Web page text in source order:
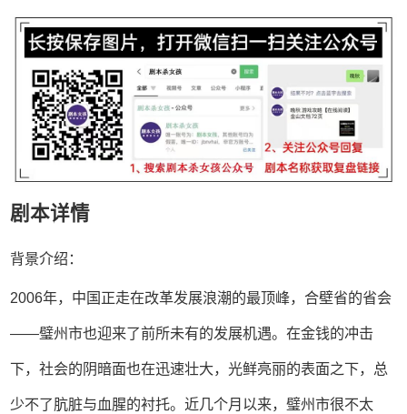
剧本详情
背景介绍：
2006年，中国正走在改革发展浪潮的最顶峰，合壁省的省会
——璧州市也迎来了前所未有的发展机遇。在金钱的冲击
下，社会的阴暗面也在迅速壮大，光鲜亮丽的表面之下，总
少不了肮脏与血腥的衬托。近几个月以来，璧州市很不太